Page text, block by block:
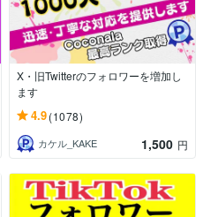
X・旧Twitterのフォロワーを増加し
ます
4.9(1078)
カケル_KAKE 1,500 円